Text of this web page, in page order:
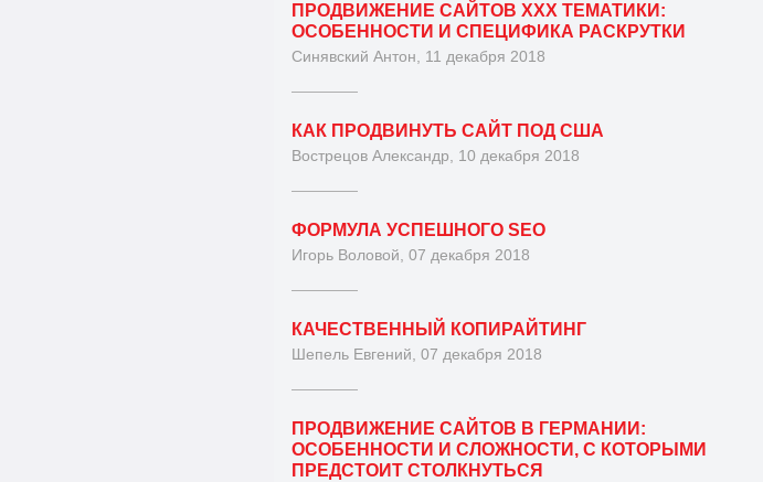
ПРОДВИЖЕНИЕ САЙТОВ XXX ТЕМАТИКИ:
ОСОБЕННОСТИ И СПЕЦИФИКА РАСКРУТКИ
Синявский Антон, 11 декабря 2018
КАК ПРОДВИНУТЬ САЙТ ПОД США
Вострецов Александр, 10 декабря 2018
ФОРМУЛА УСПЕШНОГО SEO
Игорь Воловой, 07 декабря 2018
КАЧЕСТВЕННЫЙ КОПИРАЙТИНГ
Шепель Евгений, 07 декабря 2018
ПРОДВИЖЕНИЕ САЙТОВ В ГЕРМАНИИ:
ОСОБЕННОСТИ И СЛОЖНОСТИ, С КОТОРЫМИ
ПРЕДСТОИТ СТОЛКНУТЬСЯ